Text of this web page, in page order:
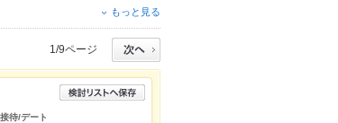
える簡単便利なネット予約が使え
もっと見る
1/9ページ
待/デート